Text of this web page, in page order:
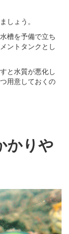
しょう。
槽を予備で立ち
ントタンクとし
と水質が悪化し
用意しておくの
かりや